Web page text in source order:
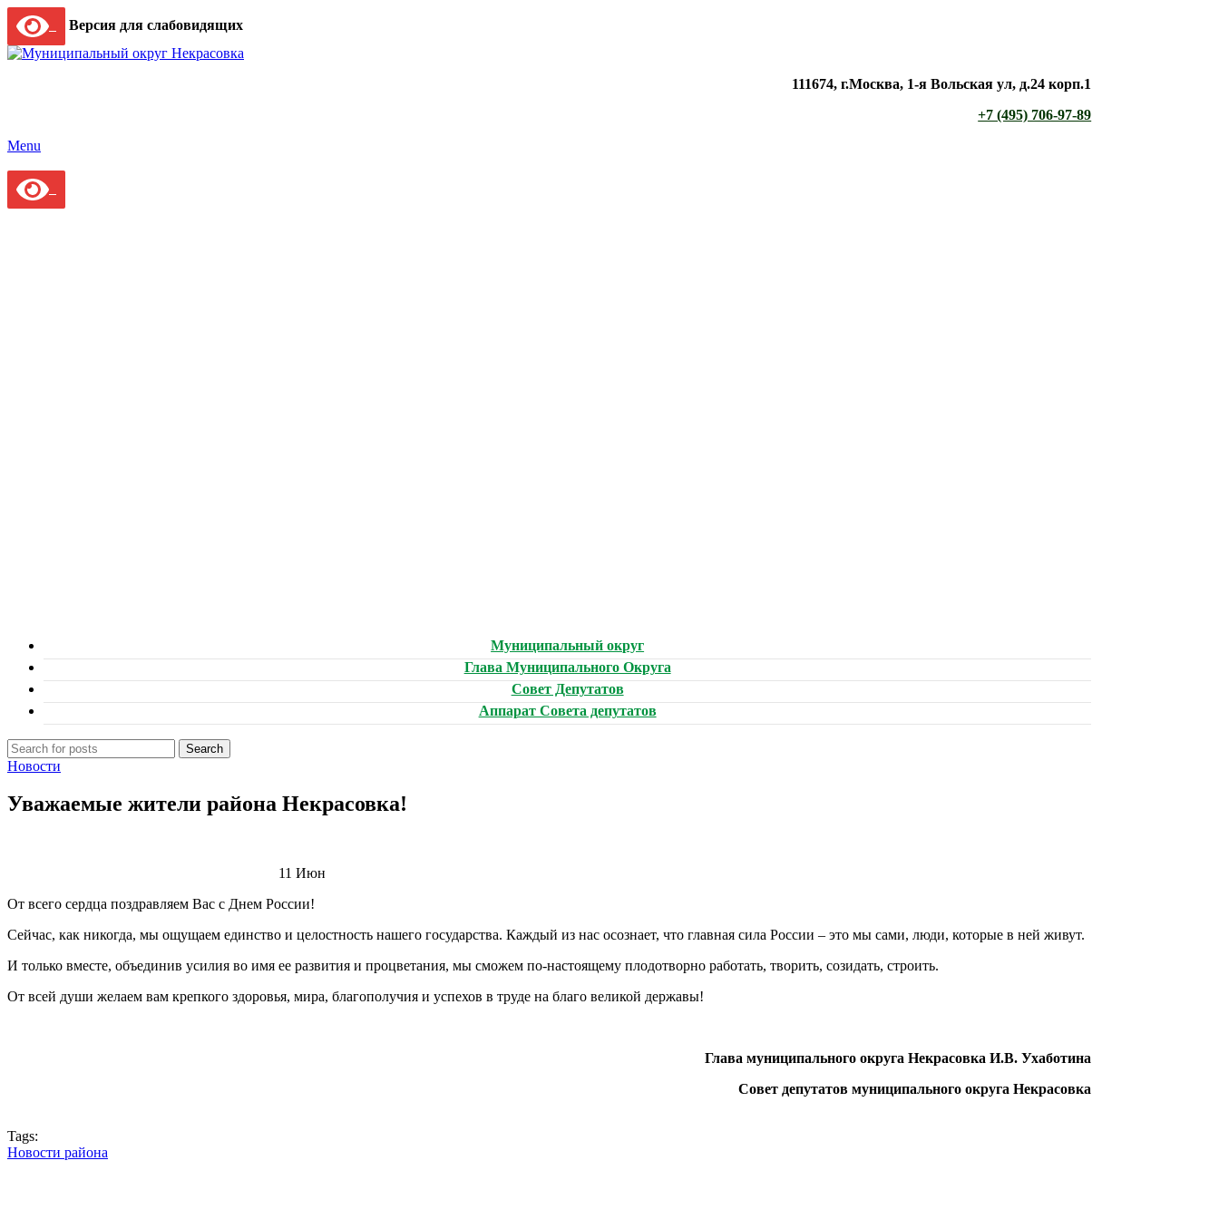
Версия для слабовидящих
111674, г.Москва, 1-я Вольская ул, д.24 корп.1
+7 (495) 706-97-89
Menu
Муниципальный округ
Глава Муниципального Округа
Совет Депутатов
Аппарат Совета депутатов
Search
Новости
Уважаемые жители района Некрасовка!
11 Июн
От всего сердца поздравляем Вас с Днем России!
Сейчас, как никогда, мы ощущаем единство и целостность нашего государства. Каждый из нас осознает, что главная сила России – это мы сами, люди, которые в ней живут.
И только вместе, объединив усилия во имя ее развития и процветания, мы сможем по-настоящему плодотворно работать, творить, созидать, строить.
От всей души желаем вам крепкого здоровья, мира, благополучия и успехов в труде на благо великой державы!
Глава муниципального округа Некрасовка И.В. Ухаботина
Совет депутатов муниципального округа Некрасовка
Tags:
Новости района